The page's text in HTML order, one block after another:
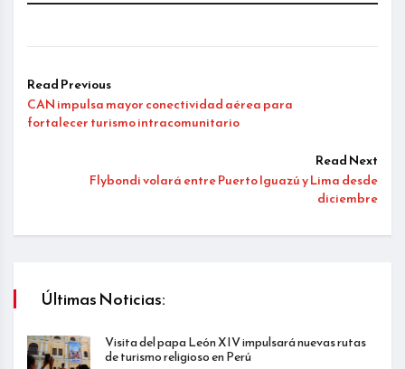
Read Previous
CAN impulsa mayor conectividad aérea para
fortalecer turismo intracomunitario
Read Next
Flybondi volará entre Puerto Iguazú y Lima desde
diciembre
Últimas Noticias:
Visita del papa León XIV impulsará nuevas rutas
de turismo religioso en Perú